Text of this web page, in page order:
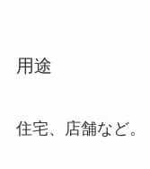
用途
住宅、店舗など。